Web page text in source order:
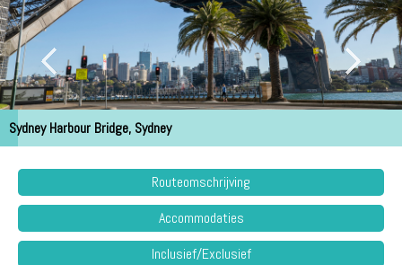
Sydney Harbour Bridge, Sydney
Routeomschrijving
Accommodaties
Inclusief/Exclusief